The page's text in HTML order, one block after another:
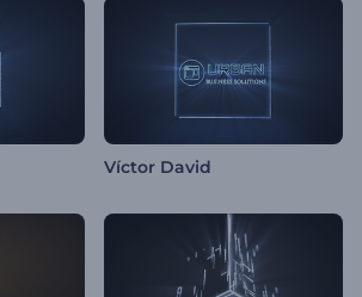
Víctor David